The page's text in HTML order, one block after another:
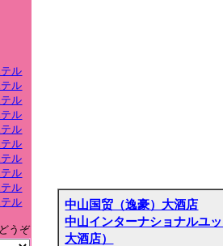
ル
ル
ル
ル
ル
ル
ル
ル
ル
ル
うぞ
中山国贸（逸豪）大酒店
中山インターナショナルユ
大酒店）